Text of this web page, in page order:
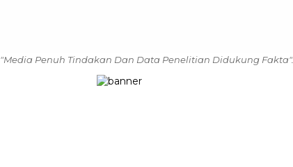
"Media Penuh Tindakan Dan Data Penelitian Didukung Fakta".